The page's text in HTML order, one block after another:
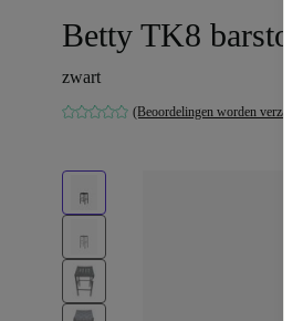
Betty TK8
zwart
(Beoordelingen worden